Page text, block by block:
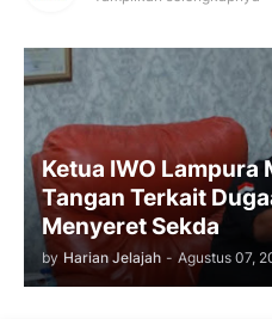
Ketua IWO Lampura
Tangan Terkait
Menyeret Sekda
by Harian Jelajah - Agustus 07,